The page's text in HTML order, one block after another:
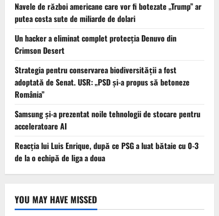
Navele de război americane care vor fi botezate „Trump” ar
putea costa sute de miliarde de dolari
Un hacker a eliminat complet protecția Denuvo din
Crimson Desert
Strategia pentru conservarea biodiversității a fost
adoptată de Senat. USR: „PSD și-a propus să betoneze
România”
Samsung și-a prezentat noile tehnologii de stocare pentru
acceleratoare AI
Reacția lui Luis Enrique, după ce PSG a luat bătaie cu 0-3
de la o echipă de liga a doua
YOU MAY HAVE MISSED